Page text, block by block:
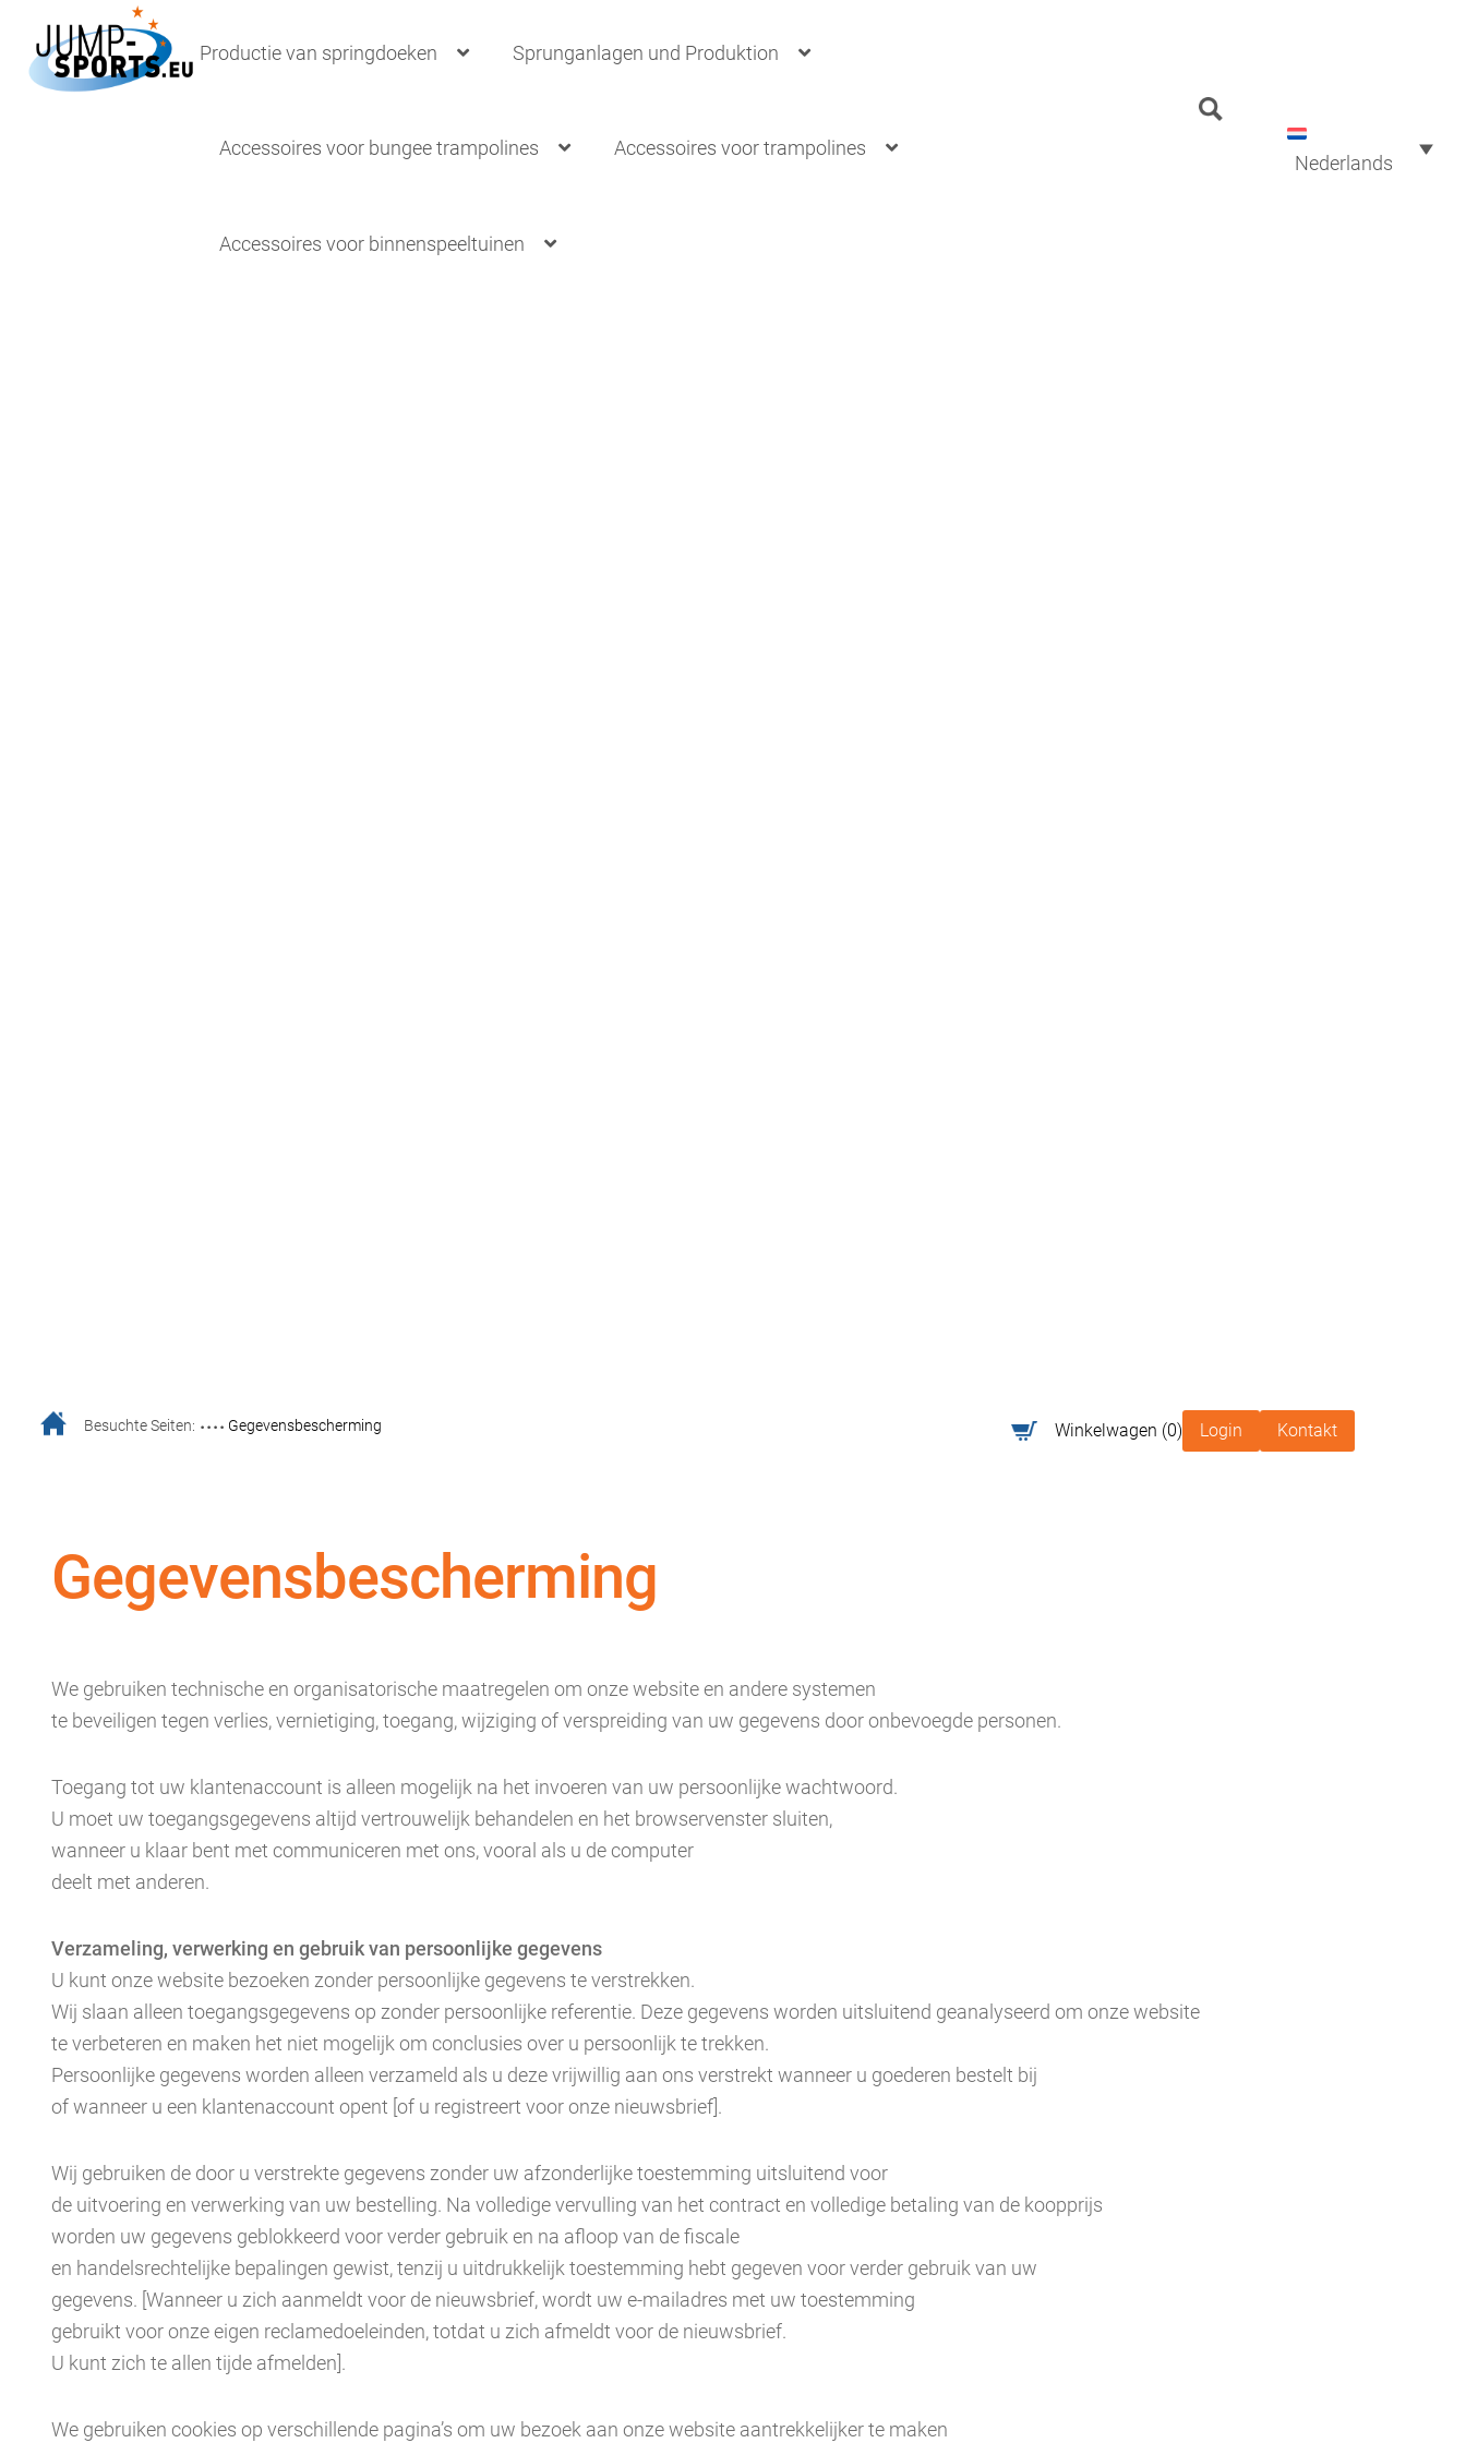
door
naar
naar
Productie van springdoeken Sprunganlagen und Produktion
Accessoires voor bungee trampolines Accessoires voor trampolines
Accessoires voor binnenspeeltuinen
Nederlands
Besuchte Seiten: .... Gegevensbescherming Winkelwagen (0) Login Kontakt
Gegevensbescherming
We gebruiken technische en organisatorische maatregelen om onze website en andere systemen
te beveiligen tegen verlies, vernietiging, toegang, wijziging of verspreiding van uw gegevens door onbevoegde personen.
Toegang tot uw klantenaccount is alleen mogelijk na het invoeren van uw persoonlijke wachtwoord.
U moet uw toegangsgegevens altijd vertrouwelijk behandelen en het browservenster sluiten,
wanneer u klaar bent met communiceren met ons, vooral als u de computer
deelt met anderen.
Verzameling, verwerking en gebruik van persoonlijke gegevens
U kunt onze website bezoeken zonder persoonlijke gegevens te verstrekken.
Wij slaan alleen toegangsgegevens op zonder persoonlijke referentie. Deze gegevens worden uitsluitend geanalyseerd om onze website
te verbeteren en maken het niet mogelijk om conclusies over u persoonlijk te trekken.
Persoonlijke gegevens worden alleen verzameld als u deze vrijwillig aan ons verstrekt wanneer u goederen bestelt bij
of wanneer u een klantenaccount opent [of u registreert voor onze nieuwsbrief].
Wij gebruiken de door u verstrekte gegevens zonder uw afzonderlijke toestemming uitsluitend voor
de uitvoering en verwerking van uw bestelling. Na volledige vervulling van het contract en volledige betaling van de koopprijs
worden uw gegevens geblokkeerd voor verder gebruik en na afloop van de fiscale
en handelsrechtelijke bepalingen gewist, tenzij u uitdrukkelijk toestemming hebt gegeven voor verder gebruik van uw
gegevens. [Wanneer u zich aanmeldt voor de nieuwsbrief, wordt uw e-mailadres met uw toestemming
gebruikt voor onze eigen reclamedoeleinden, totdat u zich afmeldt voor de nieuwsbrief.
U kunt zich te allen tijde afmelden].
We gebruiken cookies op verschillende pagina’s om uw bezoek aan onze website aantrekkelijker te maken